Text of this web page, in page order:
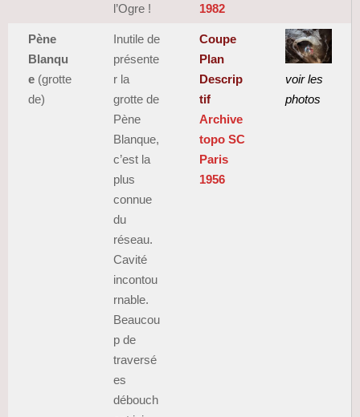
l’Ogre !
1982
Pène
Blanqu
e (grotte
de)
Inutile de
présente
r la
grotte de
Pène
Blanque,
c’est la
plus
connue
du
réseau.
Cavité
incontou
rnable.
Beaucou
p de
traversé
es
débouch
Coupe
Plan
Descrip
tif
Archive
topo SC
Paris
1956
voir les
photos